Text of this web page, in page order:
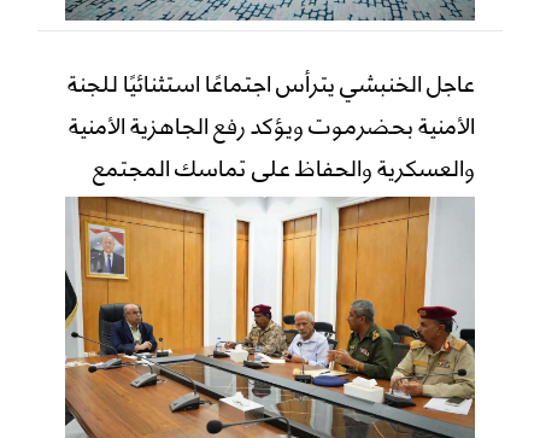
عاجل الخنبشي يترأس اجتماعًا استثنائيًا للجنة
الأمنية بحضرموت ويؤكد رفع الجاهزية الأمنية
والعسكرية والحفاظ على تماسك المجتمع